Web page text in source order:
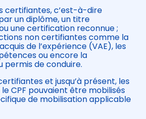
certifiantes, c’est-à-dire
un diplôme, un titre
une certification reconnue ;
non certifiantes comme la
de l’expérience (VAE), les
ou encore la
permis de conduire.
et jusqu’à présent, les
CPF pouvaient être mobilisés
de mobilisation applicable